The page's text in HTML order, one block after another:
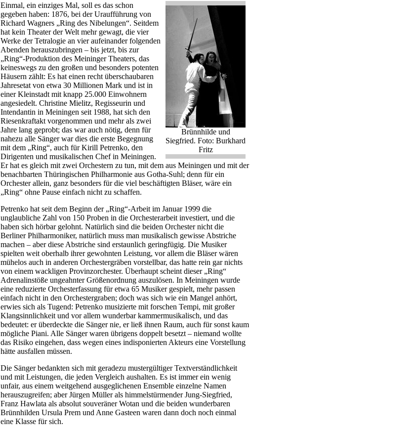
Brünnhilde und
Siegfried. Foto: Burkhard
Fritz
Einmal, ein einziges Mal, soll es das schon
gegeben haben: 1876, bei der Uraufführung von
Richard Wagners „Ring des Nibelungen“. Seitdem
hat kein Theater der Welt mehr gewagt, die vier
Werke der Tetralogie an vier aufeinander folgenden
Abenden herauszubringen – bis jetzt, bis zur
„Ring“-Produktion des Meininger Theaters, das
keineswegs zu den großen und besonders potenten
Häusern zählt: Es hat einen recht überschaubaren
Jahresetat von etwa 30 Millionen Mark und ist in
einer Kleinstadt mit knapp 25.000 Einwohnern
angesiedelt. Christine Mielitz, Regisseurin und
Intendantin in Meiningen seit 1988, hat sich den
Riesenkraftakt vorgenommen und mehr als zwei
Jahre lang geprobt; das war auch nötig, denn für
nahezu alle Sänger war dies die erste Begegnung
mit dem „Ring“, auch für Kirill Petrenko, den
Dirigenten und musikalischen Chef in Meiningen.
Er hat es gleich mit zwei Orchestern zu tun, mit dem aus Meiningen und mit der
benachbarten Thüringischen Philharmonie aus Gotha-Suhl; denn für ein
Orchester allein, ganz besonders für die viel beschäftigten Bläser, wäre ein
„Ring“ ohne Pause einfach nicht zu schaffen.
Petrenko hat seit dem Beginn der „Ring“-Arbeit im Januar 1999 die
unglaubliche Zahl von 150 Proben in die Orchesterarbeit investiert, und die
haben sich hörbar gelohnt. Natürlich sind die beiden Orchester nicht die
Berliner Philharmoniker, natürlich muss man musikalisch gewisse Abstriche
machen – aber diese Abstriche sind erstaunlich geringfügig. Die Musiker
spielten weit oberhalb ihrer gewohnten Leistung, vor allem die Bläser wären
mühelos auch in anderen Orchestergräben vorstellbar, das hatte rein gar nichts
von einem wackligen Provinzorchester. Überhaupt scheint dieser „Ring“
Adrenalinstöße ungeahnter Größenordnung auszulösen. In Meiningen wurde
eine reduzierte Orchesterfassung für etwa 65 Musiker gespielt, mehr passen
einfach nicht in den Orchestergraben; doch was sich wie ein Mangel anhört,
erwies sich als Tugend: Petrenko musizierte mit forschen Tempi, mit großer
Klangsinnlichkeit und vor allem wunderbar kammermusikalisch, und das
bedeutet: er überdeckte die Sänger nie, er ließ ihnen Raum, auch für sonst kaum
mögliche Piani. Alle Sänger waren übrigens doppelt besetzt – niemand wollte
das Risiko eingehen, dass wegen eines indisponierten Akteurs eine Vorstellung
hätte ausfallen müssen.
Die Sänger bedankten sich mit geradezu mustergültiger Textverständlichkeit
und mit Leistungen, die jeden Vergleich aushalten. Es ist immer ein wenig
unfair, aus einem weitgehend ausgeglichenen Ensemble einzelne Namen
herauszugreifen; aber Jürgen Müller als himmelstürmender Jung-Siegfried,
Franz Hawlata als absolut souveräner Wotan und die beiden wunderbaren
Brünnhilden Ursula Prem und Anne Gasteen waren dann doch noch einmal
eine Klasse für sich.